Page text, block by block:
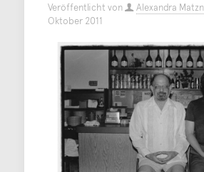
Veröffentlicht von Alexandra
Oktober 2011